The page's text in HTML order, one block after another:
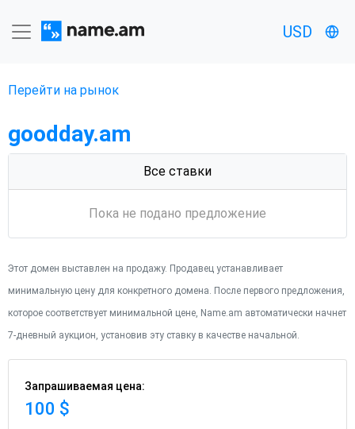
USD
Перейти на рынок
goodday.am
Все ставки
Пока не подано предложение
Этот домен выставлен на продажу. Продавец устанавливает
минимальную цену для конкретного домена. После первого предложения,
которое соответствует минимальной цене, Name.am автоматически начнет
7-дневный аукцион, установив эту ставку в качестве начальной.
Запрашиваемая цена:
100 $